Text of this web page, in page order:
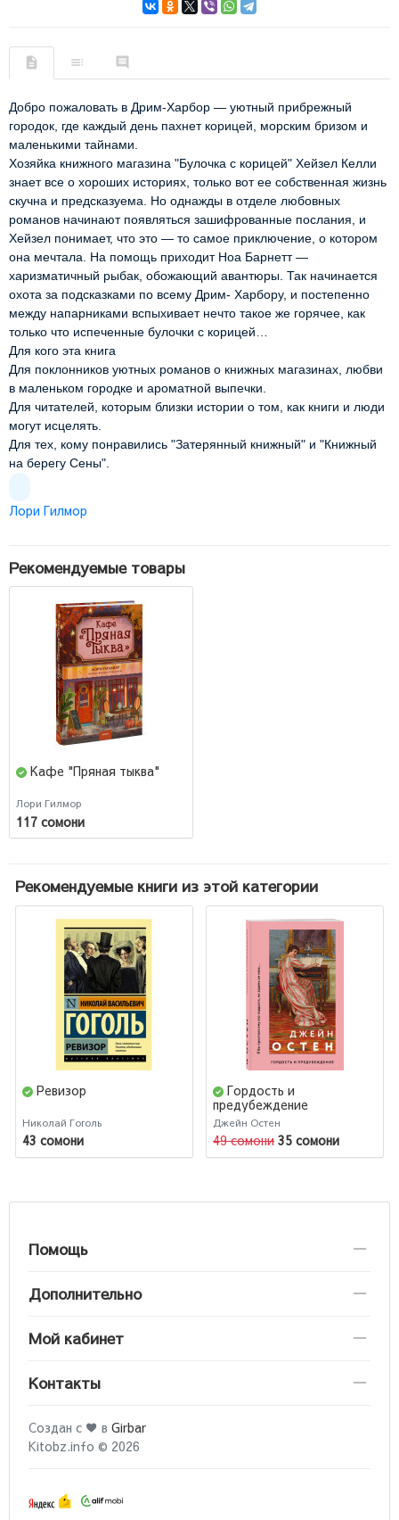
Добро пожаловать в Дрим-Харбор — уютный прибрежный
городок, где каждый день пахнет корицей, морским бризом и
маленькими тайнами.
Хозяйка книжного магазина "Булочка с корицей" Хейзел Келли
знает все о хороших историях, только вот ее собственная жизнь
скучна и предсказуема. Но однажды в отделе любовных
романов начинают появляться зашифрованные послания, и
Хейзел понимает, что это — то самое приключение, о котором
она мечтала. На помощь приходит Ноа Барнетт —
харизматичный рыбак, обожающий авантюры. Так начинается
охота за подсказками по всему Дрим- Харбору, и постепенно
между напарниками вспыхивает нечто такое же горячее, как
только что испеченные булочки с корицей…
Для кого эта книга
Для поклонников уютных романов о книжных магазинах, любви
в маленьком городке и ароматной выпечки.
Для читателей, которым близки истории о том, как книги и люди
могут исцелять.
Для тех, кому понравились "Затерянный книжный" и "Книжный
на берегу Сены".
Лори Гилмор
Рекомендуемые товары
Кафе "Пряная тыква"
Лори Гилмор
117 сомони
Рекомендуемые книги из этой категории
Ревизор
Николай Гоголь
43 сомони
Гордость и
предубеждение
Джейн Остен
49 сомони 35 сомони
Помощь
Дополнительно
Мой кабинет
Контакты
Создан с ♥ в Girbar
Kitobz.info © 2026